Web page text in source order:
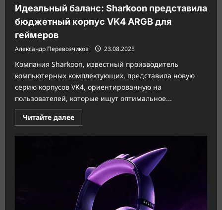
Идеальный баланс: Sharkoon представила
бюджетный корпус VK4 ARGB для
геймеров
Александр Перевозчиков 23.08.2025
Компания Sharkoon, известный производитель
компьютерных комплектующих, представила новую
серию корпусов VK4, ориентированную на
пользователей, которые ищут оптимальное...
Читайте далееПрочитать
больше
Идеальный
представила
бюджетный
корпус
VK4
ARGB
для
геймеров